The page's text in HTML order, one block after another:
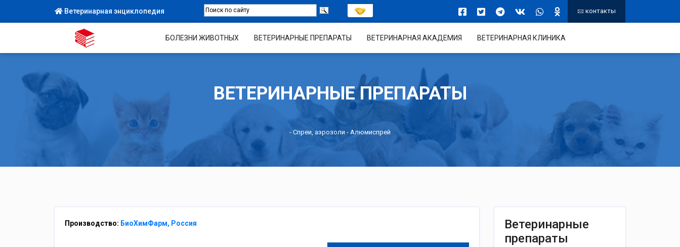
Ветеринарная энциклопедия контакты
БОЛЕЗНИ ЖИВОТНЫХ ВЕТЕРИНАРНЫЕ ПРЕПАРАТЫ ВЕТЕРИНАРНАЯ АКАДЕМИЯ ВЕТЕРИНАРНАЯ КЛИНИКА
ВЕТЕРИНАРНЫЕ ПРЕПАРАТЫ
- Спреи, аэрозоли - Алюмиспрей
Ветеринарные
препараты
Производство: БиоХимФарм, Россия